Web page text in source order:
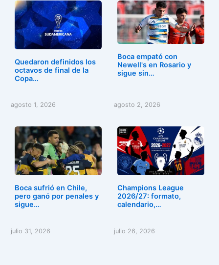
Quedaron definidos los
octavos de final de la
Copa…
agosto 1, 2026
Boca empató con
Newell's en Rosario y
sigue sin…
agosto 2, 2026
Boca sufrió en Chile,
pero ganó por penales y
sigue…
julio 31, 2026
Champions League
2026/27: formato,
calendario,…
julio 26, 2026